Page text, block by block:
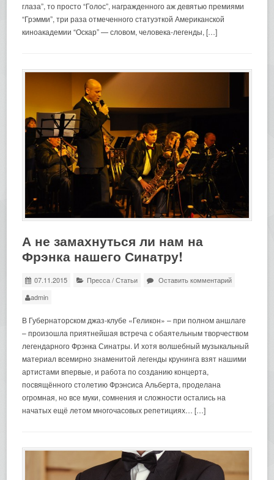
глаза”, то просто “Голос”, награжденного аж девятью премиями
“Грэмми”, три раза отмеченного статуэткой Американской
киноакадемии “Оскар” — словом, человека-легенды, […]
А не замахнуться ли нам на
Фрэнка нашего Синатру!
07.11.2015 Пресса/Статьи
Оставить комментарий
admin
В Губернаторском джаз-клубе «Геликон» – при полном аншлаге
– произошла приятнейшая встреча с обаятельным творчеством
легендарного Фрэнка Синатры. И хотя волшебный музыкальный
материал всемирно знаменитой легенды крунинга взят нашими
артистами впервые, и работа по созданию концерта,
посвящённого столетию Фрэнсиса Альберта, проделана
огромная, но все муки, сомнения и сложности остались на
начатых ещё летом многочасовых репетициях… […]